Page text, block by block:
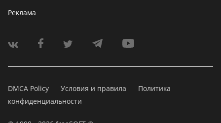
Реклама
DMCA Policy Условия и правила
Политика
конфиденциальности